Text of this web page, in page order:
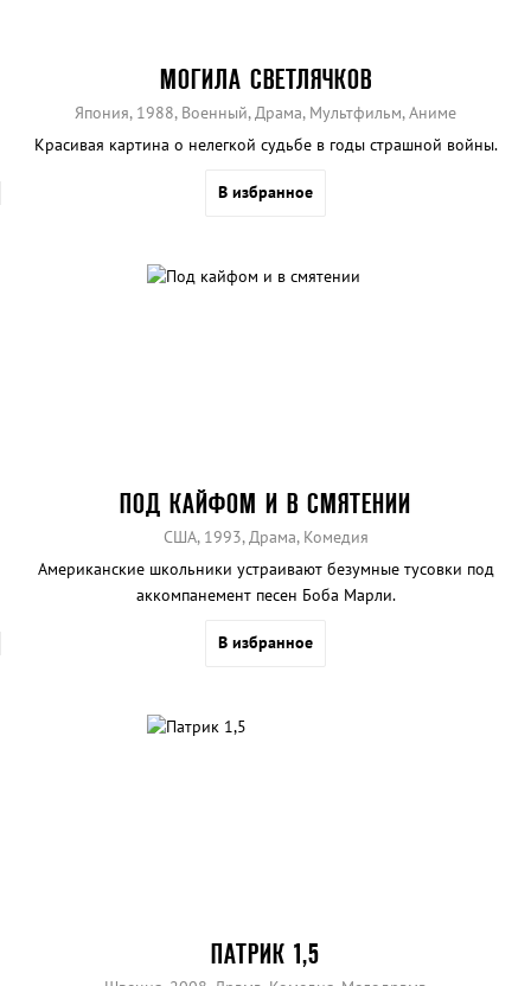
МОГИЛА СВЕТЛЯЧКОВ
Япония, 1988, Военный, Драма, Мультфильм, Аниме
Красивая картина о нелегкой судьбе в годы страшной войны.
В избранное
ПОД КАЙФОМ И В СМЯТЕНИИ
США, 1993, Драма, Комедия
Американские школьники устраивают безумные тусовки под
аккомпанемент песен Боба Марли.
В избранное
ПАТРИК 1,5